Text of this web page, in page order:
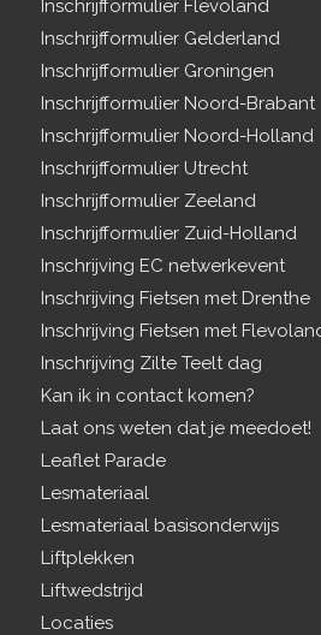
Inschrijfformulier Flevoland
Inschrijfformulier Gelderland
Inschrijfformulier Groningen
Inschrijfformulier Noord-Brabant
Inschrijfformulier Noord-Holland
Inschrijfformulier Utrecht
Inschrijfformulier Zeeland
Inschrijfformulier Zuid-Holland
Inschrijving EC netwerkevent
Inschrijving Fietsen met Drenthe
Inschrijving Fietsen met
Inschrijving Zilte Teelt dag
Kan ik in contact komen?
Laat ons weten dat je meedoet!
Leaflet Parade
Lesmateriaal
Lesmateriaal basisonderwijs
Liftplekken
Liftwedstrijd
Locaties